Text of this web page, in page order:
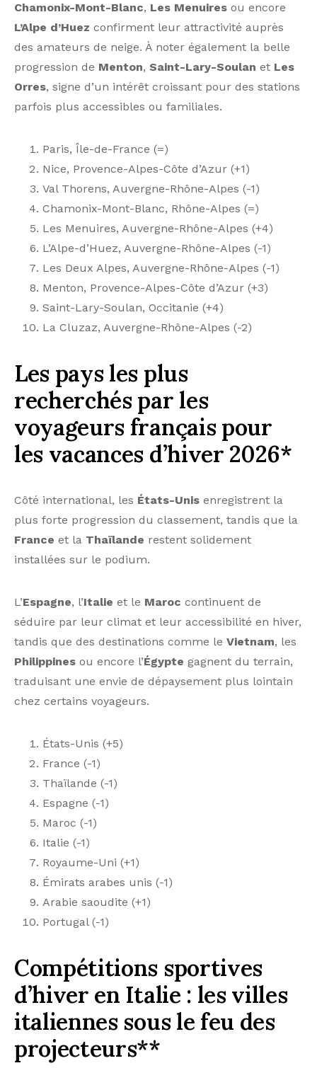
Chamonix-Mont-Blanc, Les Menuires ou encore
L’Alpe d’Huez confirment leur attractivité auprès
des amateurs de neige. À noter également la belle
progression de Menton, Saint-Lary-Soulan et Les
Orres, signe d’un intérêt croissant pour des stations
parfois plus accessibles ou familiales.
Paris, Île-de-France (=)
Nice, Provence-Alpes-Côte d’Azur (+1)
Val Thorens, Auvergne-Rhône-Alpes (-1)
Chamonix-Mont-Blanc, Rhône-Alpes (=)
Les Menuires, Auvergne-Rhône-Alpes (+4)
L’Alpe-d’Huez, Auvergne-Rhône-Alpes (-1)
Les Deux Alpes, Auvergne-Rhône-Alpes (-1)
Menton, Provence-Alpes-Côte d’Azur (+3)
Saint-Lary-Soulan, Occitanie (+4)
La Cluzaz, Auvergne-Rhône-Alpes (-2)
Les pays les plus
recherchés par les
voyageurs français pour
les vacances d’hiver 2026*
Côté international, les États-Unis enregistrent la
plus forte progression du classement, tandis que la
France et la Thaïlande restent solidement
installées sur le podium.
L’Espagne, l’Italie et le Maroc continuent de
séduire par leur climat et leur accessibilité en hiver,
tandis que des destinations comme le Vietnam, les
Philippines ou encore l’Égypte gagnent du terrain,
traduisant une envie de dépaysement plus lointain
chez certains voyageurs.
États-Unis (+5)
France (-1)
Thaïlande (-1)
Espagne (-1)
Maroc (-1)
Italie (-1)
Royaume-Uni (+1)
Émirats arabes unis (-1)
Arabie saoudite (+1)
Portugal (-1)
Compétitions sportives
d’hiver en Italie : les villes
italiennes sous le feu des
projecteurs**